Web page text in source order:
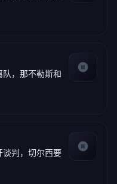
，那不勒斯和
谈判，切尔西要